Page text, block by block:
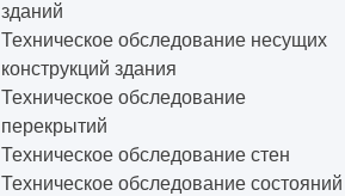
зданий
Техническое обследование несущих
конструкций здания
Техническое обследование
перекрытий
Техническое обследование стен
Техническое обследование состояний